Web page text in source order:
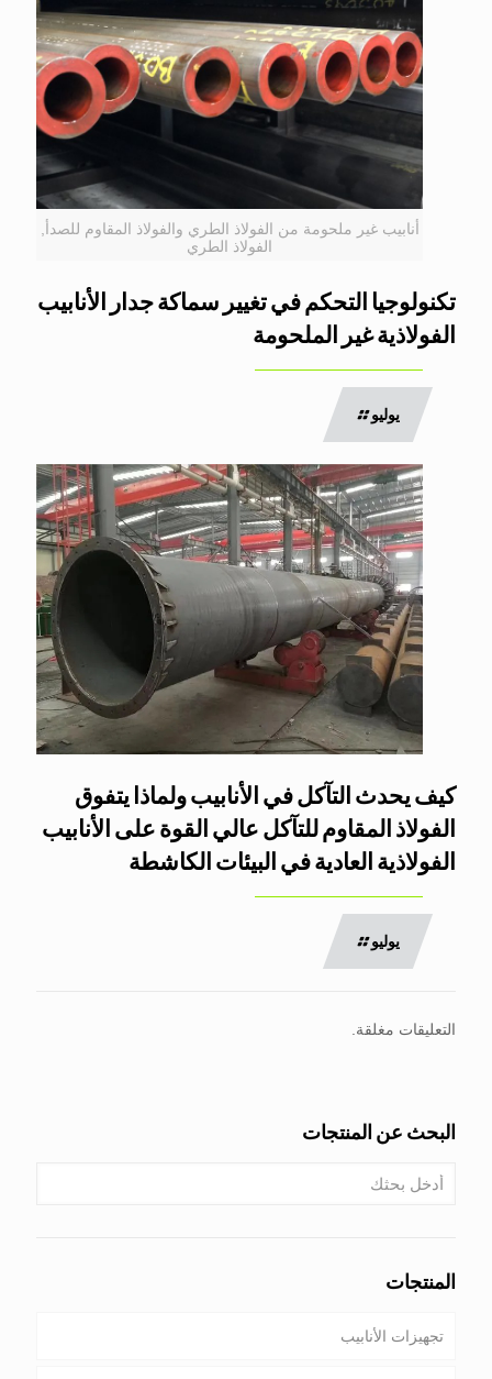
أنابيب غير ملحومة من الفولاذ الطري والفولاذ المقاوم للصدأ,
الفولاذ الطري
تكنولوجيا التحكم في تغيير سماكة جدار الأنابيب
الفولاذية غير الملحومة
يوليو
كيف يحدث التآكل في الأنابيب ولماذا يتفوق
الفولاذ المقاوم للتآكل عالي القوة على الأنابيب
الفولاذية العادية في البيئات الكاشطة
يوليو
التعليقات مغلقة.
البحث عن المنتجات
المنتجات
تجهيزات الأنابيب